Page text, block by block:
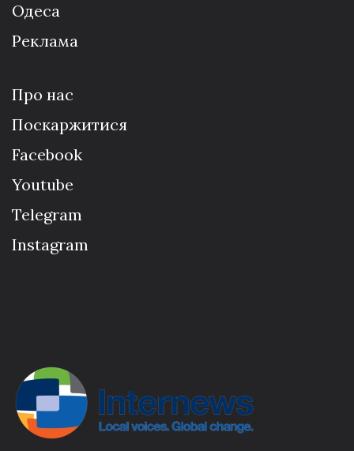
Одеса
Реклама
Про нас
Поскаржитися
Facebook
Youtube
Telegram
Instagram